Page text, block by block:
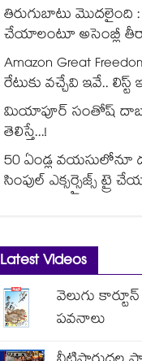
తిరుగుబాటు మొదలైంది :
చేయాలంటూ అసెంబ్లీ
Amazon Great
రేటుకు వచ్చేవి ఇవే.. లిస్ట్
మియాపూర్ సంతోష్
తెలిస్తే...!
50 ఏండ్ల
సింపుల్ ఎక్సర్సైజ్స్ ట్రై
Latest Videos
వెలుగు
పవనాలు